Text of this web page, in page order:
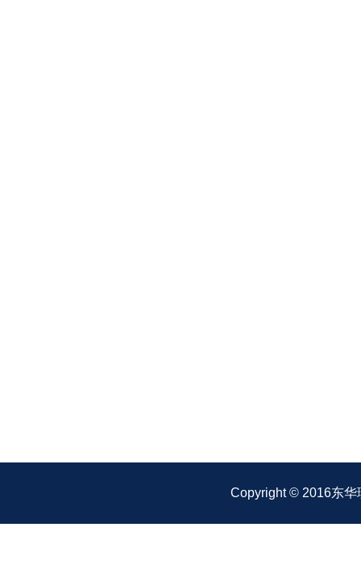
Copyright © 2016东华